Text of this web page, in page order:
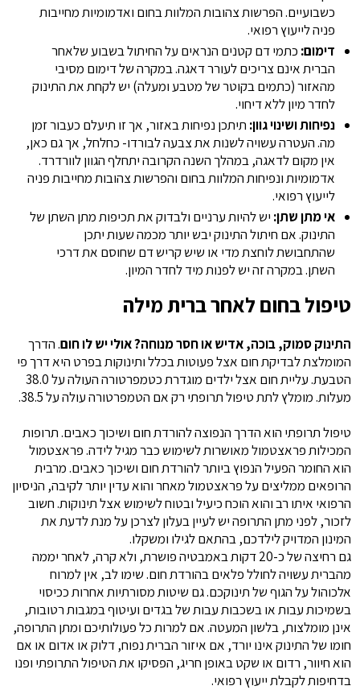
כשבועיים. הפרשות צהובות המלוות בחום ואדמומיות מחייבות
פניה לייעוץ רפואי.
דימום: כתמי דם קטנים הנראים על החיתול בשבוע שלאחר
הברית אינם צריכים לעורר דאגה. במקרה של דימום מסיבי
מהאזור (כתמים בקוטר של מטבע ומעלה) יש לקחת את התינוק
לחדר מיון ללא דיחוי.
נפיחות ושינוי גוון: תיתכן נפיחות באזור, אך זו תיעלם כעבור זמן
מה. העטרה עשויה לשנות את צבעה לבורדו- כחלחל, אך גם כאן,
אין מקום לדאגה, במהלך השנה הקרובה יתחלף הגוון לוורדרד.
אדמומיות ונפיחות המלוות בחום והפרשות צהובות מחייבות פניה
לייעוץ רפואי.
אי מתן שתן: יש להיות ערניים ולבדוק את תכיפות מתן השתן של
התינוק. אם חיתול התינוק יבש יותר מכמה שעות יתכן
שהתחבושת לוחצת מדי או שיש קריש דם שחוסם את דרכי
השתן. במקרה זה יש לפנות מיד לחדר המיון.
טיפול בחום לאחר ברית מילה
התינוק סמוק, בוכה, אדיש או חסר מנוחה? אולי יש לו חום. הדרך
המומלצת לבדיקת חום אצל פעוטות בכלל ותינוקות בפרט היא דרך פי
הטבעת. עליית חום אצל ילדים מוגדרת כטמפרטורה העולה על 38.0
מעלות. מומלץ לתת טיפול תרופתי רק אם הטמפרטורה עולה על 38.5.
טיפול תרופתי הוא הדרך הנפוצה להורדת חום ושיכוך כאבים. תרופות
המכילות פראצטמול מאושרות לשימוש כבר מגיל לידה. פראצטמול
הוא החומר הפעיל הנפוץ ביותר להורדת חום ושיכוך כאבים. מרבית
הרופאים ממליצים על פראצטמול מאחר והוא עדין יותר לקיבה, הניסיון
הרפואי איתו רב והוא הוכח כיעיל ובטוח לשימוש אצל תינוקות. חשוב
לזכור, לפני מתן התרופה יש לעיין בעלון לצרכן על מנת לדעת את
המינון המדויק לילדכם, בהתאם לגילו ומשקלו.
גם רחיצה של כ-20 דקות באמבטיה פושרת, ולא קרה, לאחר יממה
מהברית עשויה לחולל פלאים בהורדת חום. שימו לב, אין למרוח
אלכוהול על הגוף של תינוקכם. גם שיטות מסורתיות אחרות ככיסוי
בשמיכות עבות או בשכבות עבות של בגדים ועיטוף במגבות רטובות,
אינן מומלצות, בלשון המעטה. אם למרות כל פעולותיכם ומתן התרופה,
חומו של התינוק אינו יורד, אם איזור הברית נפוח, דלוק או אדום או אם
הוא חיוור, רדום או שקט באופן חריג, הפסיקו את הטיפול התרופתי ופנו
בדחיפות לקבלת ייעוץ רפואי.